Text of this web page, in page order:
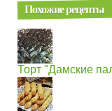
Похожие рецепты
Торт "Дамские